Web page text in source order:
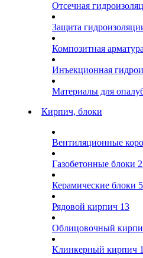
Отсечная
Защита
Композитная арматура
Инъекционная
Материалы для
Кирпич, блоки
Вентиляционные
Газобетонные блоки
Керамические блоки
Рядовой кирпич 13
Облицовочный
Клинкерный кирпич